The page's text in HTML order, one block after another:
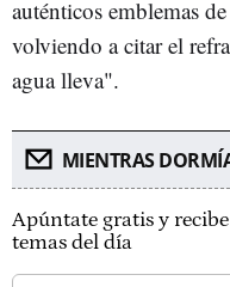
auténticos emblemas
volviendo a citar el
agua lleva".
MIENTRAS
Apúntate gratis y
temas del día